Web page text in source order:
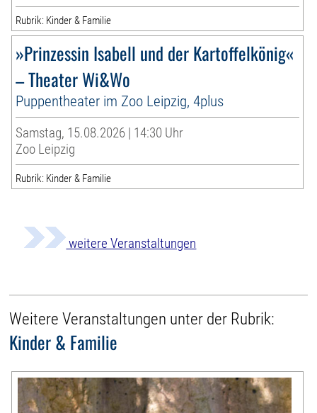
Rubrik: Kinder & Familie
»Prinzessin Isabell und der Kartoffelkönig«
– Theater Wi&Wo
Puppentheater im Zoo Leipzig, 4plus
Samstag, 15.08.2026 | 14:30 Uhr
Zoo Leipzig
Rubrik: Kinder & Familie
weitere Veranstaltungen
Weitere Veranstaltungen unter der Rubrik:
Kinder & Familie